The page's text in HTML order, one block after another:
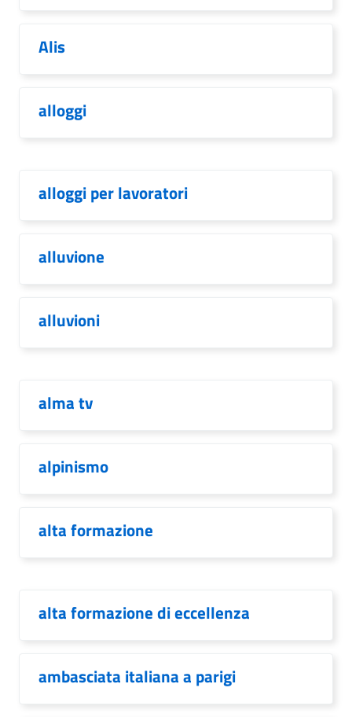
Alis
alloggi
alloggi per lavoratori
alluvione
alluvioni
alma tv
alpinismo
alta formazione
alta formazione di eccellenza
ambasciata italiana a parigi